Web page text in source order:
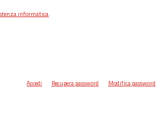
informatica.
Accedi Recupera password Modifica password